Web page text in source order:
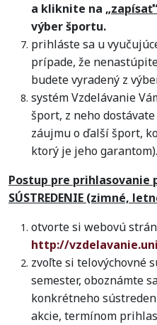
a kliknite na
výber športu.
prihláste sa u
prípade, že
budete vyradený z
systém Vzdelávanie
šport, z neho
záujmu o ďalší šport,
ktorý je jeho garantom).
Postup pre prihlasovanie
SÚSTREDENIE (zimné,
otvorte si webovú
http://
zvoľte si telovýchovné
semester, oboznámte
konkrétneho
akcie, termínom